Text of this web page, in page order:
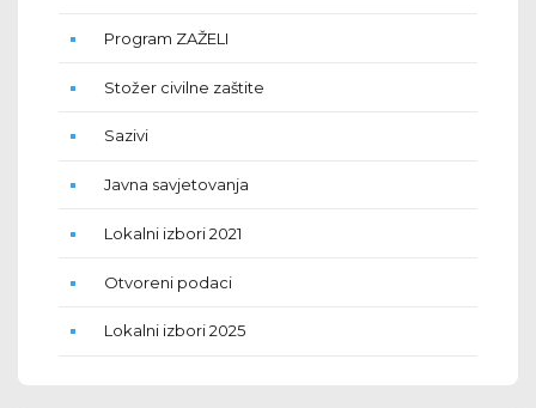
Program ZAŽELI
Stožer civilne zaštite
Sazivi
Javna savjetovanja
Lokalni izbori 2021
Otvoreni podaci
Lokalni izbori 2025